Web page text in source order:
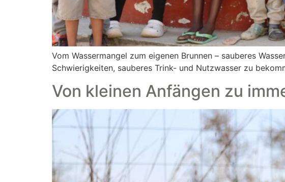
Vom Wassermangel zum eigenen Brunnen – sauberes
Schwierigkeiten, sauberes Trink- und Nutzwasser zu
Von kleinen Anfängen zu